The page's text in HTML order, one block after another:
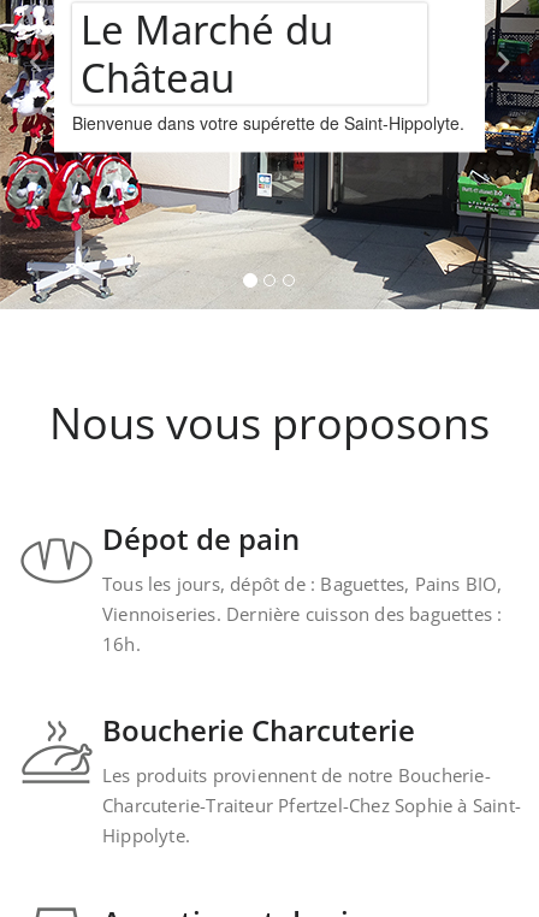
Le Marché du
Château
Bienvenue dans votre supérette de Saint-Hippolyte.
Nous vous proposons
Dépot de pain
Tous les jours, dépôt de : Baguettes, Pains BIO,
Viennoiseries. Dernière cuisson des baguettes :
16h.
Boucherie Charcuterie
Les produits proviennent de notre Boucherie-
Charcuterie-Traiteur Pfertzel-Chez Sophie à Saint-
Hippolyte.